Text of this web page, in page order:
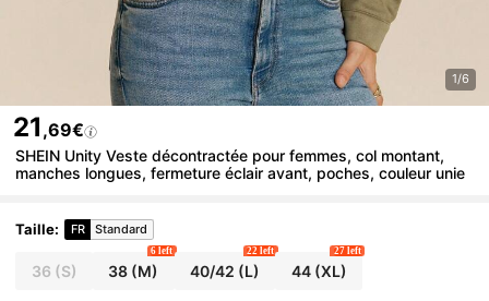
1/6
21 ,69€
SHEIN Unity Veste décontractée pour femmes, col montant,
manches longues, fermeture éclair avant, poches, couleur unie
Taille: FR Standard
36 (S) 38 (M)
6 left
40/42 (L)
22 left
44(XL)
27 left